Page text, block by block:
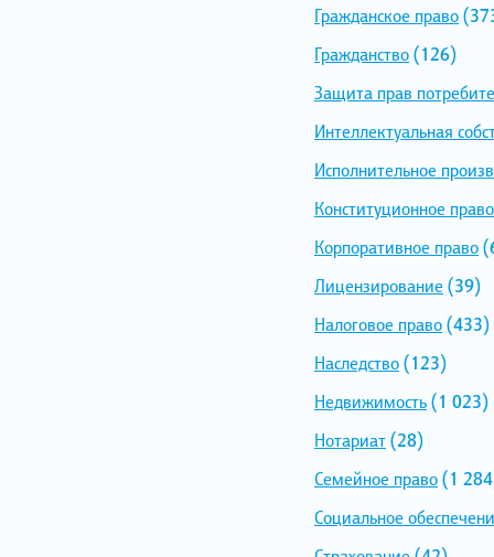
Гражданское право
Гражданство(126)
Защита прав
Интеллектуальная
Исполнительное
Конституционное право
Корпоративное право
Лицензирование (39)
Налоговое право(433)
Наследство(123)
Недвижимость(1 023)
Нотариат(28)
Семейное право(1
Социальное